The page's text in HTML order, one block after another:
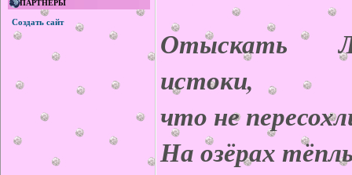
ПАРТНЕРЫ
Создать сайт
Отыскать
истоки,
что не
На озёрах